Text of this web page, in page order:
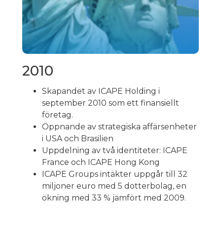
2010
Skapandet av ICAPE Holding i
september 2010 som ett finansiellt
företag.
Öppnande av strategiska affärsenheter
i USA och Brasilien
Uppdelning av två identiteter: ICAPE
France och ICAPE Hong Kong
ICAPE Groups intäkter uppgår till 32
miljoner euro med 5 dotterbolag, en
ökning med 33 % jämfört med 2009.